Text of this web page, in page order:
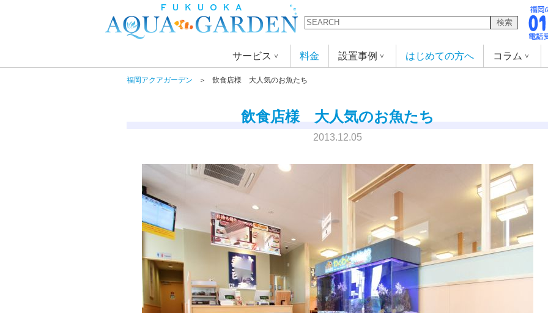
検索
サービス 料金 設置事例 はじめての方へ コラム
福岡アクアガーデン 飲食店様 大人気のお魚たち
飲食店様 大人気のお魚たち
2013.12.05